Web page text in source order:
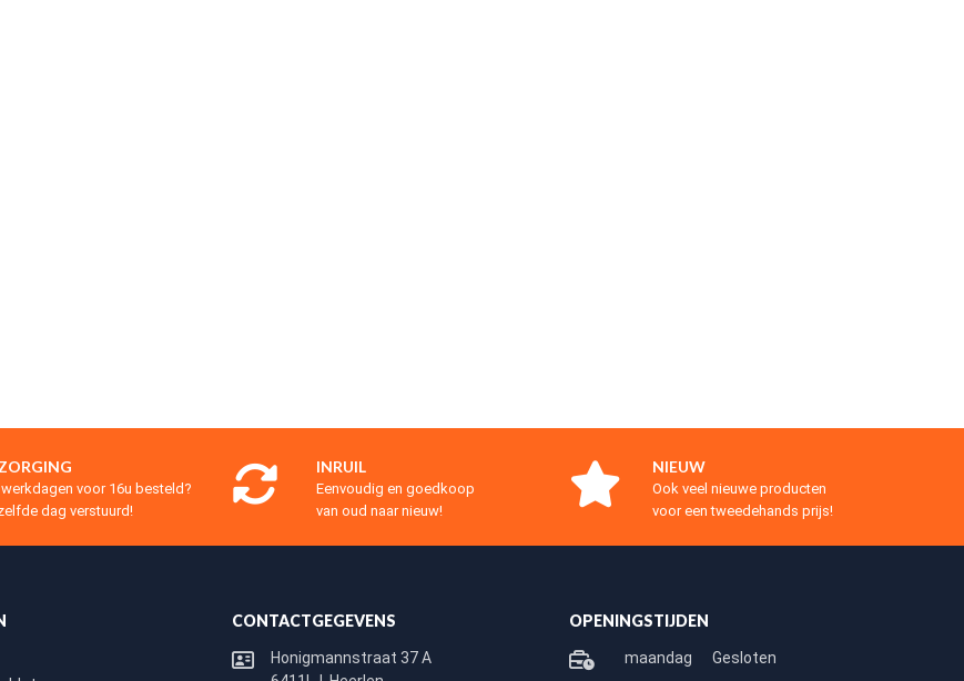
voor 16u besteld?
dag verstuurd!
INRUIL
Eenvoudig en goedkoop
van oud naar nieuw!
NIEUW
Ook veel nieuwe producten
voor een tweedehands prijs!
CONTACTGEGEVENS
Honigmannstraat 37 A
OPENINGSTIJDEN
maandag Gesloten